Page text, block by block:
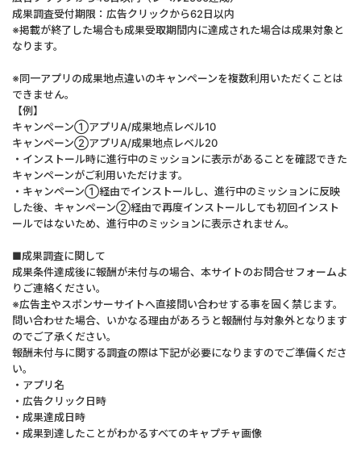
成果調査受付期限：広告クリックから62日以内
※掲載が終了した場合も成果受取期間内に達成された場合は成果対象と
なります。
※同一アプリの成果地点違いのキャンペーンを複数利用いただくことは
できません。
【例】
キャンペーン①アプリA/成果地点レベル10
キャンペーン②アプリA/成果地点レベル20
・インストール時に進行中のミッションに表示があることを確認できた
キャンペーンがご利用いただけます。
・キャンペーン①経由でインストールし、進行中のミッションに反映
した後、キャンペーン②経由で再度インストールしても初回インスト
ールではないため、進行中のミッションに表示されません。
■成果調査に関して
成果条件達成後に報酬が未付与の場合、本サイトのお問合せフォームよ
りご連絡ください。
※広告主やスポンサーサイトへ直接問い合わせする事を固く禁じます。
問い合わせた場合、いかなる理由があろうと報酬付与対象外となります
のでご了承ください。
報酬未付与に関する調査の際は下記が必要になりますのでご準備くださ
い。
・アプリ名
・広告クリック日時
・成果達成日時
・成果到達したことがわかるすべてのキャプチャ画像